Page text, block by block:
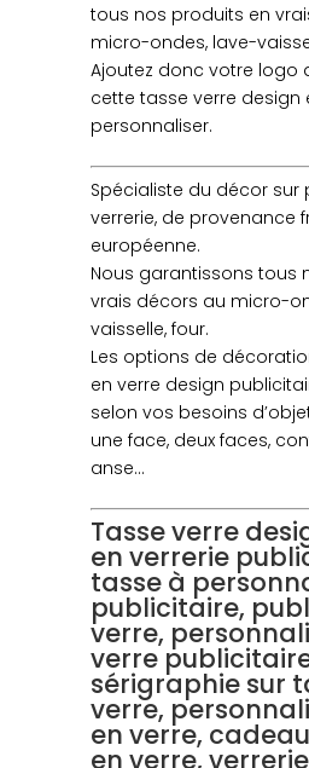
tous nos produits en
micro-ondes, lave-
Ajoutez donc votre logo
cette tasse verre design
personnaliser.
Spécialiste du décor sur
verrerie, de provenance
européenne.
Nous garantissons tous
vrais décors au micro-
vaisselle, four.
Les options de
en verre design
selon vos besoins
une face, deux faces,
anse…
Tasse verre
en verrerie
tasse à
publicitaire,
verre,
verre
sérigraphie sur
verre,
en verre,
en verre, verrerie